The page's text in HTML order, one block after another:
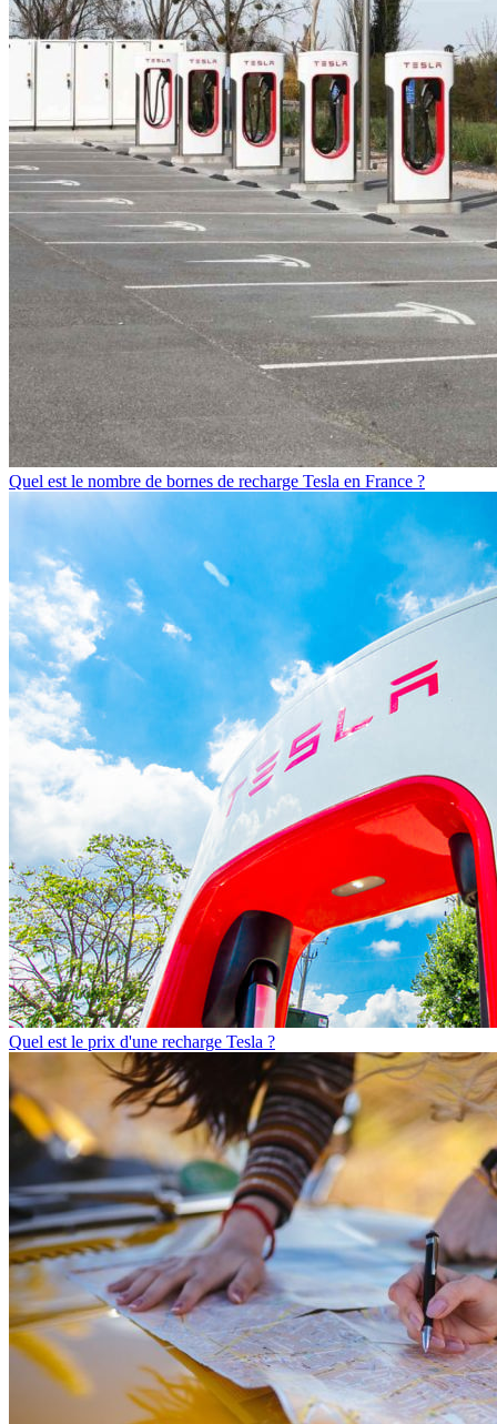
Quel est le nombre de bornes de recharge Tesla en France ?
Quel est le prix d'une recharge Tesla ?